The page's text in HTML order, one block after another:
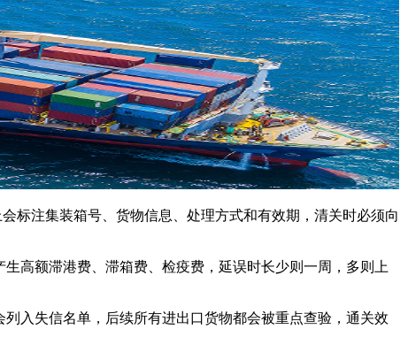
注集装箱号、货物信息、处理方式和有效期，清关时必须向
高额滞港费、滞箱费、检疫费，延误时长少则一周，多则上
入失信名单，后续所有进出口货物都会被重点查验，通关效